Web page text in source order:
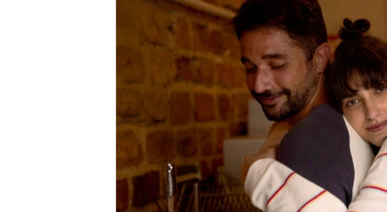
Transtorno explosivo intermitente Tricotilomania